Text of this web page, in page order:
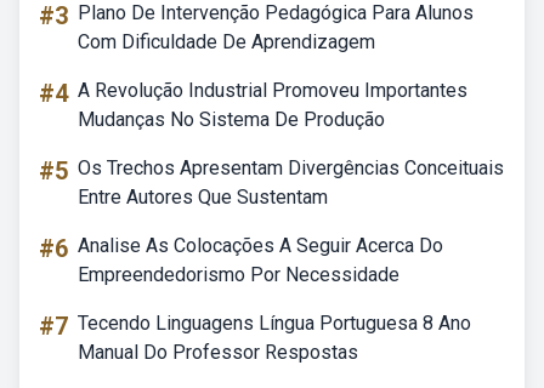
#3 Plano De Intervenção Pedagógica Para Alunos
Com Dificuldade De Aprendizagem
#4 A Revolução Industrial Promoveu Importantes
Mudanças No Sistema De Produção
#5 Os Trechos Apresentam Divergências Conceituais
Entre Autores Que Sustentam
#6 Analise As Colocações A Seguir Acerca Do
Empreendedorismo Por Necessidade
#7 Tecendo Linguagens Língua Portuguesa 8 Ano
Manual Do Professor Respostas